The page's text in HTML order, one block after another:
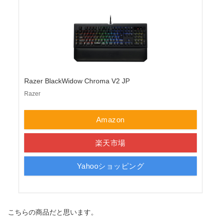
Razer BlackWidow Chroma V2 JP
Razer
Amazon
楽天市場
Yahooショッピング
こちらの商品だと思います。